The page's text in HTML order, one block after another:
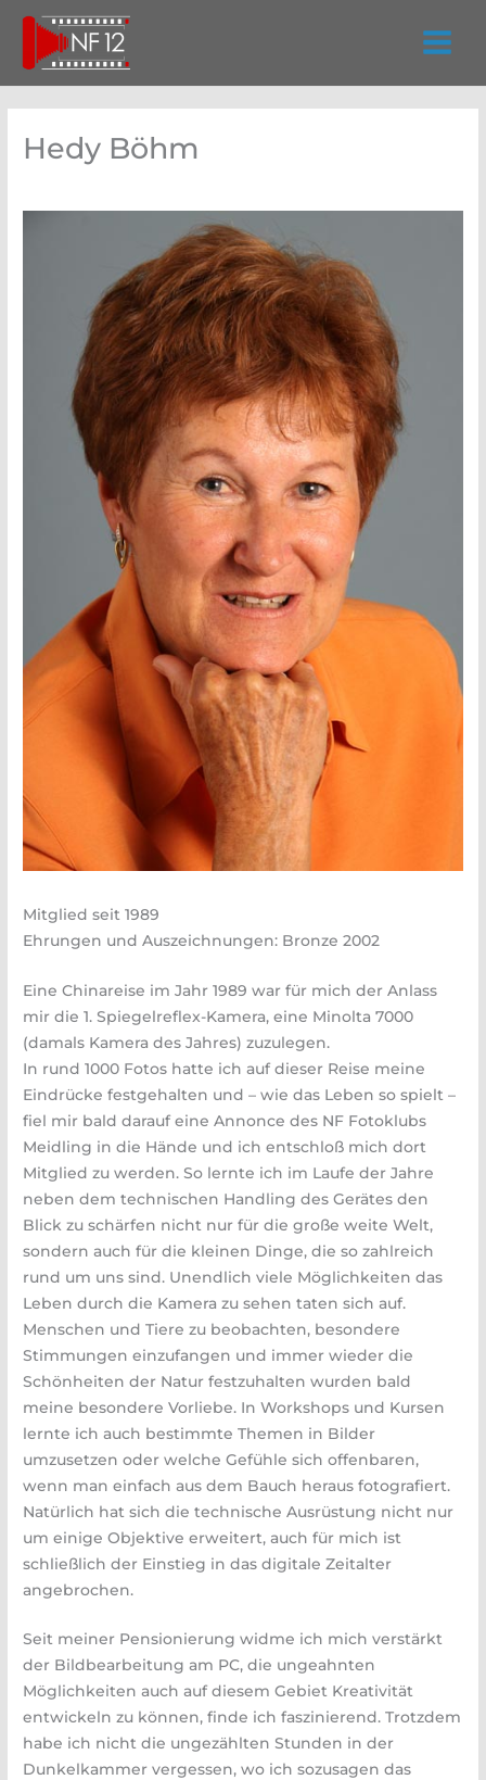
springen
Hedy Böhm
Mitglied seit 1989
Ehrungen und Auszeichnungen: Bronze 2002
Eine Chinareise im Jahr 1989 war für mich der Anlass
mir die 1. Spiegelreflex-Kamera, eine Minolta 7000
(damals Kamera des Jahres) zuzulegen.
In rund 1000 Fotos hatte ich auf dieser Reise meine
Eindrücke festgehalten und – wie das Leben so spielt –
fiel mir bald darauf eine Annonce des NF Fotoklubs
Meidling in die Hände und ich entschloß mich dort
Mitglied zu werden. So lernte ich im Laufe der Jahre
neben dem technischen Handling des Gerätes den
Blick zu schärfen nicht nur für die große weite Welt,
sondern auch für die kleinen Dinge, die so zahlreich
rund um uns sind. Unendlich viele Möglichkeiten das
Leben durch die Kamera zu sehen taten sich auf.
Menschen und Tiere zu beobachten, besondere
Stimmungen einzufangen und immer wieder die
Schönheiten der Natur festzuhalten wurden bald
meine besondere Vorliebe. In Workshops und Kursen
lernte ich auch bestimmte Themen in Bilder
umzusetzen oder welche Gefühle sich offenbaren,
wenn man einfach aus dem Bauch heraus fotografiert.
Natürlich hat sich die technische Ausrüstung nicht nur
um einige Objektive erweitert, auch für mich ist
schließlich der Einstieg in das digitale Zeitalter
angebrochen.
Seit meiner Pensionierung widme ich mich verstärkt
der Bildbearbeitung am PC, die ungeahnten
Möglichkeiten auch auf diesem Gebiet Kreativität
entwickeln zu können, finde ich faszinierend. Trotzdem
habe ich nicht die ungezählten Stunden in der
Dunkelkammer vergessen, wo ich sozusagen das